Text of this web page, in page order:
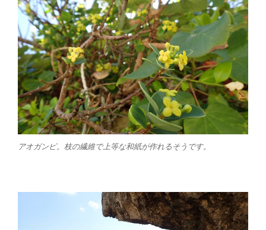
アオガンピ。枝の繊維で上等な和紙が作れるそうです。